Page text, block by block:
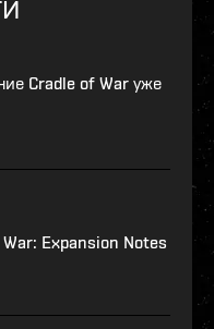
Cradle of War уже
Expansion Notes